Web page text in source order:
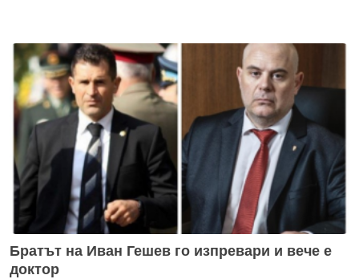
Братът на Иван Гешев го изпревари и вече е
доктор